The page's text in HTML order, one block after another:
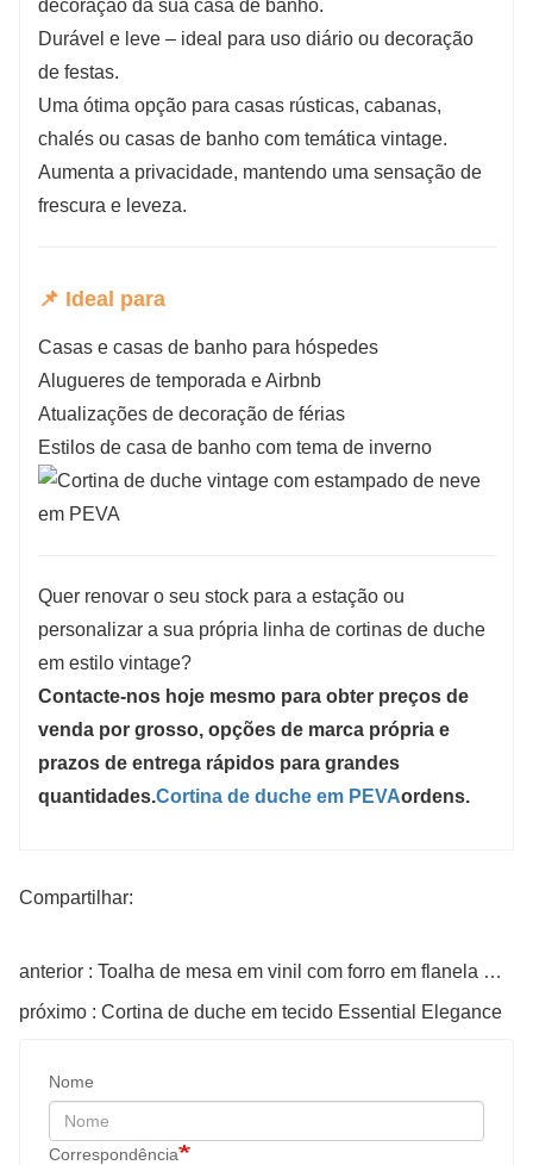
decoração da sua casa de banho.
Durável e leve – ideal para uso diário ou decoração
de festas.
Uma ótima opção para casas rústicas, cabanas,
chalés ou casas de banho com temática vintage.
Aumenta a privacidade, mantendo uma sensação de
frescura e leveza.
📌 Ideal para
Casas e casas de banho para hóspedes
Alugueres de temporada e Airbnb
Atualizações de decoração de férias
Estilos de casa de banho com tema de inverno
Quer renovar o seu stock para a estação ou
personalizar a sua própria linha de cortinas de duche
em estilo vintage?
Contacte-nos hoje mesmo para obter preços de
venda por grosso, opções de marca própria e
prazos de entrega rápidos para grandes
quantidades.Cortina de duche em PEVAordens.
Compartilhar:
anterior : Toalha de mesa em vinil com forro em flanela Bunny Hop
próximo : Cortina de duche em tecido Essential Elegance
Nome
Correspondência